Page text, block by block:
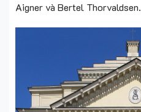
Aigner và Bertel Thorvaldsen.